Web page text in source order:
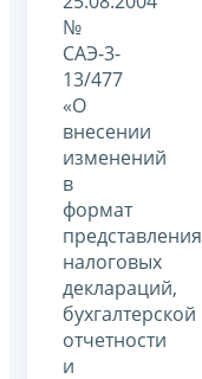
№
САЭ-3-
13/477
«О
внесении
изменений
в
формат
представления
налоговых
деклараций,
бухгалтерской
отчетности
и